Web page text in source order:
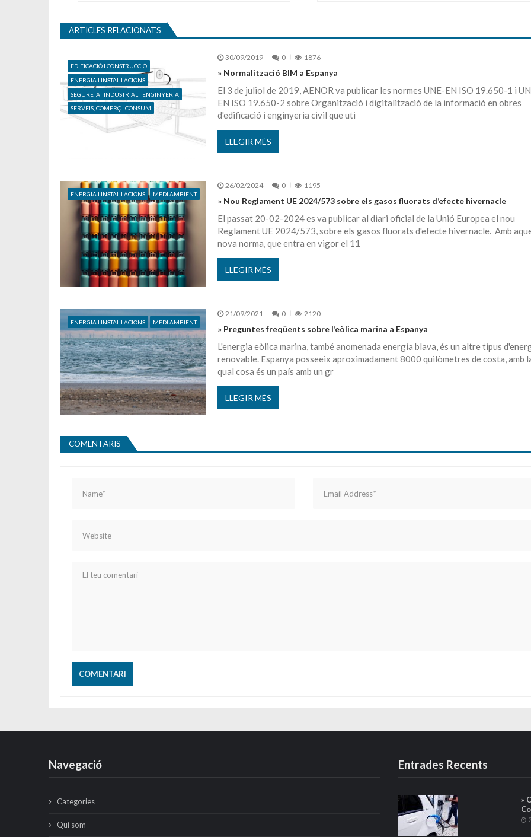
ARTICLES RELACIONATS
EDIFICACIÓ I CONSTRUCCIÓ
ENERGIA I INSTAL·LACIONS
SEGURETAT INDUSTRIAL I ENGINYERIA
SERVEIS, COMERÇ I CONSUM
30/09/2019 0 1876
» Normalització BIM a Espanya
El 3 de juliol de 2019, AENOR va publicar les normes UNE-EN ISO 19.650-1 i
EN ISO 19.650-2 sobre Organització i digitalització de la informació en obres
d'edificació i enginyeria civil que uti
LLEGIR MÉS
ENERGIA I INSTAL·LACIONS MEDI AMBIENT
26/02/2024 0 1195
» Nou Reglament UE 2024/573 sobre els gasos fluorats d’efecte hivernacle
El passat 20-02-2024 es va publicar al diari oficial de la Unió Europea el nou
Reglament UE 2024/573, sobre els gasos fluorats d'efecte hivernacle. Amb
nova norma, que entra en vigor el 11
LLEGIR MÉS
ENERGIA I INSTAL·LACIONS MEDI AMBIENT
21/09/2021 0 2120
» Preguntes freqüents sobre l’eòlica marina a Espanya
L'energia eòlica marina, també anomenada energia blava, és un altre tipus
renovable. Espanya posseeix aproximadament 8000 quilòmetres de costa, amb
qual cosa és un país amb un gr
LLEGIR MÉS
COMENTARIS
Navegació
Categories
Qui som
Entrades Recents
»